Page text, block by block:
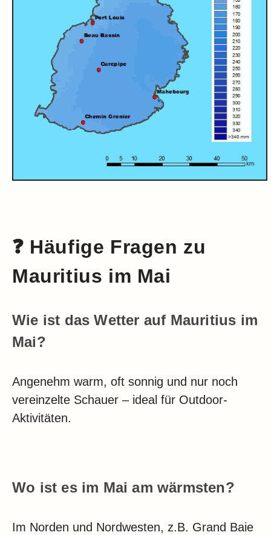
❓ Häufige Fragen zu
Mauritius im Mai
Wie ist das Wetter auf Mauritius im
Mai?
Angenehm warm, oft sonnig und nur noch
vereinzelte Schauer – ideal für Outdoor-
Aktivitäten.
Wo ist es im Mai am wärmsten?
Im Norden und Nordwesten, z.B. Grand Baie